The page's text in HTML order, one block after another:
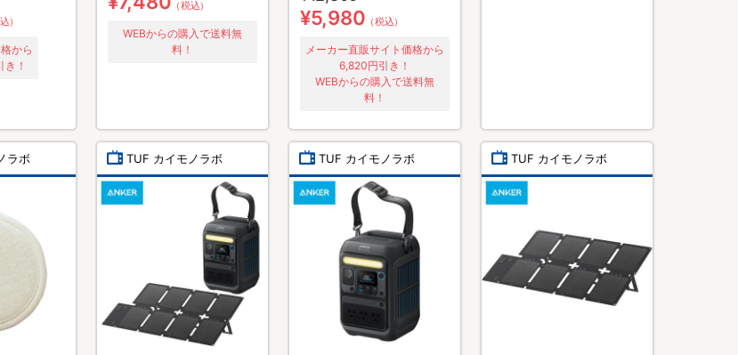
）
から
！
（税込）
WEBからの購入で送料無
料！
¥5,980 （税込）
メーカー直販サイト価格から
6,820円引き！
WEBからの購入で送料無
料！
ラボ TUF カイモノラボ TUF カイモノラボ TUF カイモノラボ